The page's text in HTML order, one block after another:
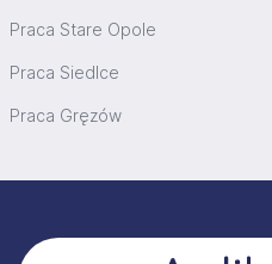
Praca Stare Opole
Praca Siedlce
Praca Gręzów